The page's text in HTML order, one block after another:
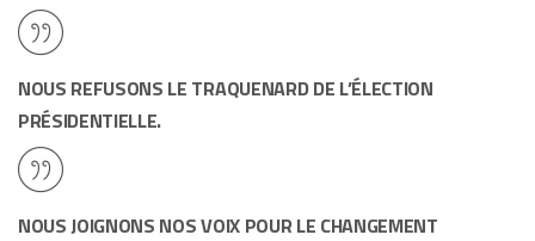
NOUS REFUSONS LE TRAQUENARD DE L’ÉLECTION
PRÉSIDENTIELLE.
NOUS JOIGNONS NOS VOIX POUR LE CHANGEMENT